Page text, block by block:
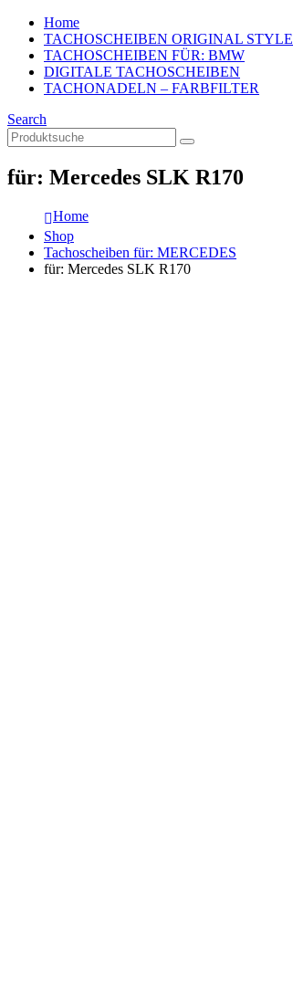
Home
TACHOSCHEIBEN ORIGINAL STYLE
TACHOSCHEIBEN FÜR: BMW
DIGITALE TACHOSCHEIBEN
TACHONADELN – FARBFILTER
Search
für: Mercedes SLK R170
Home
Shop
Tachoscheiben für: MERCEDES
für: Mercedes SLK R170